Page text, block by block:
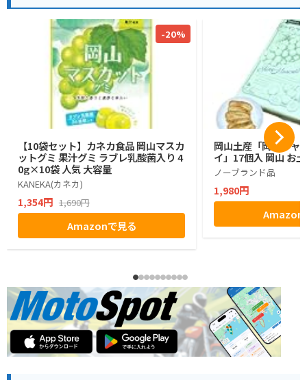
-20%
【10袋セット】カネカ食品 岡山マスカ
ットグミ 果汁グミ ラブレ乳酸菌入り 4
0g×10袋 人気 大容量
KANEKA(カネカ)
1,354円 1,690円
Amazonで見る
岡山土産「岡山シャ
イ」17個入 岡山 お
ノーブランド品
1,980円
Amazon